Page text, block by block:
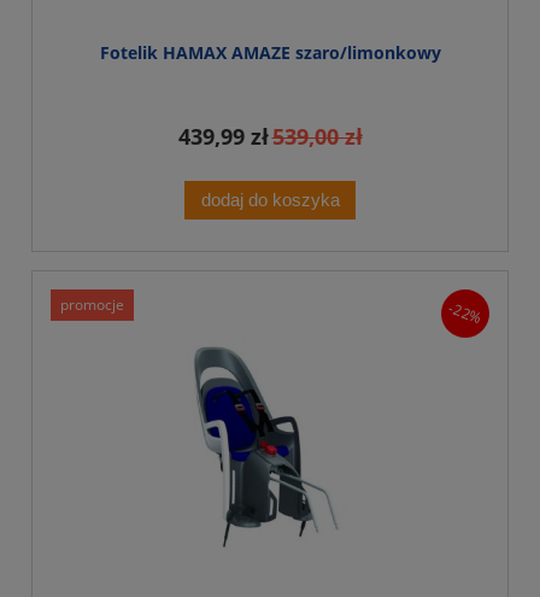
Fotelik HAMAX AMAZE szaro/limonkowy
439,99 zł539,00 zł
dodaj do koszyka
promocje -22%